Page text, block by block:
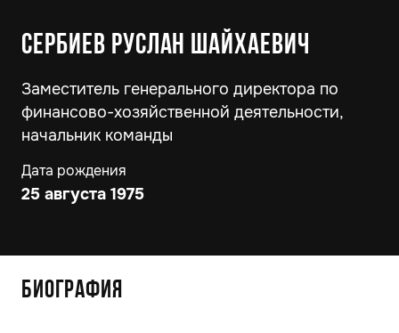
Сербиев Руслан Шайхаевич
Заместитель генерального директора по
финансово-хозяйственной деятельности,
начальник команды
Дата рождения
25 августа 1975
Биография